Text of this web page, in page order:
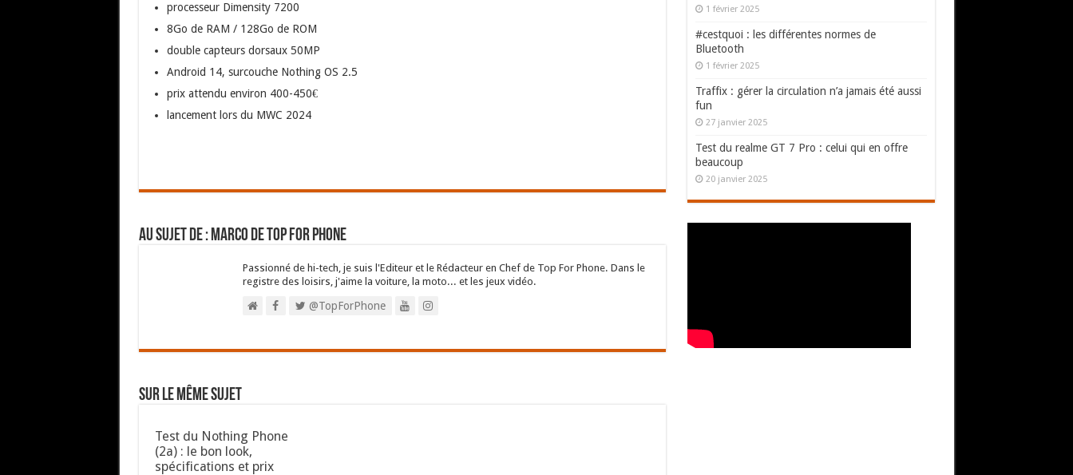
processeur Dimensity 7200
8Go de RAM / 128Go de ROM
double capteurs dorsaux 50MP
Android 14, surcouche Nothing OS 2.5
prix attendu environ 400-450€
lancement lors du MWC 2024
Au sujet de : Marco de Top For Phone
Passionné de hi-tech, je suis l'Editeur et le Rédacteur en Chef de Top For Phone. Dans le
registre des loisirs, j'aime la voiture, la moto... et les jeux vidéo.
@TopForPhone
Sur le même sujet
Test du Nothing Phone
(2a) : le bon look,
spécifications et prix
1 février 2025
#cestquoi : les différentes normes de
Bluetooth
1 février 2025
Traffix : gérer la circulation n’a jamais été aussi
fun
27 janvier 2025
Test du realme GT 7 Pro : celui qui en offre
beaucoup
20 janvier 2025